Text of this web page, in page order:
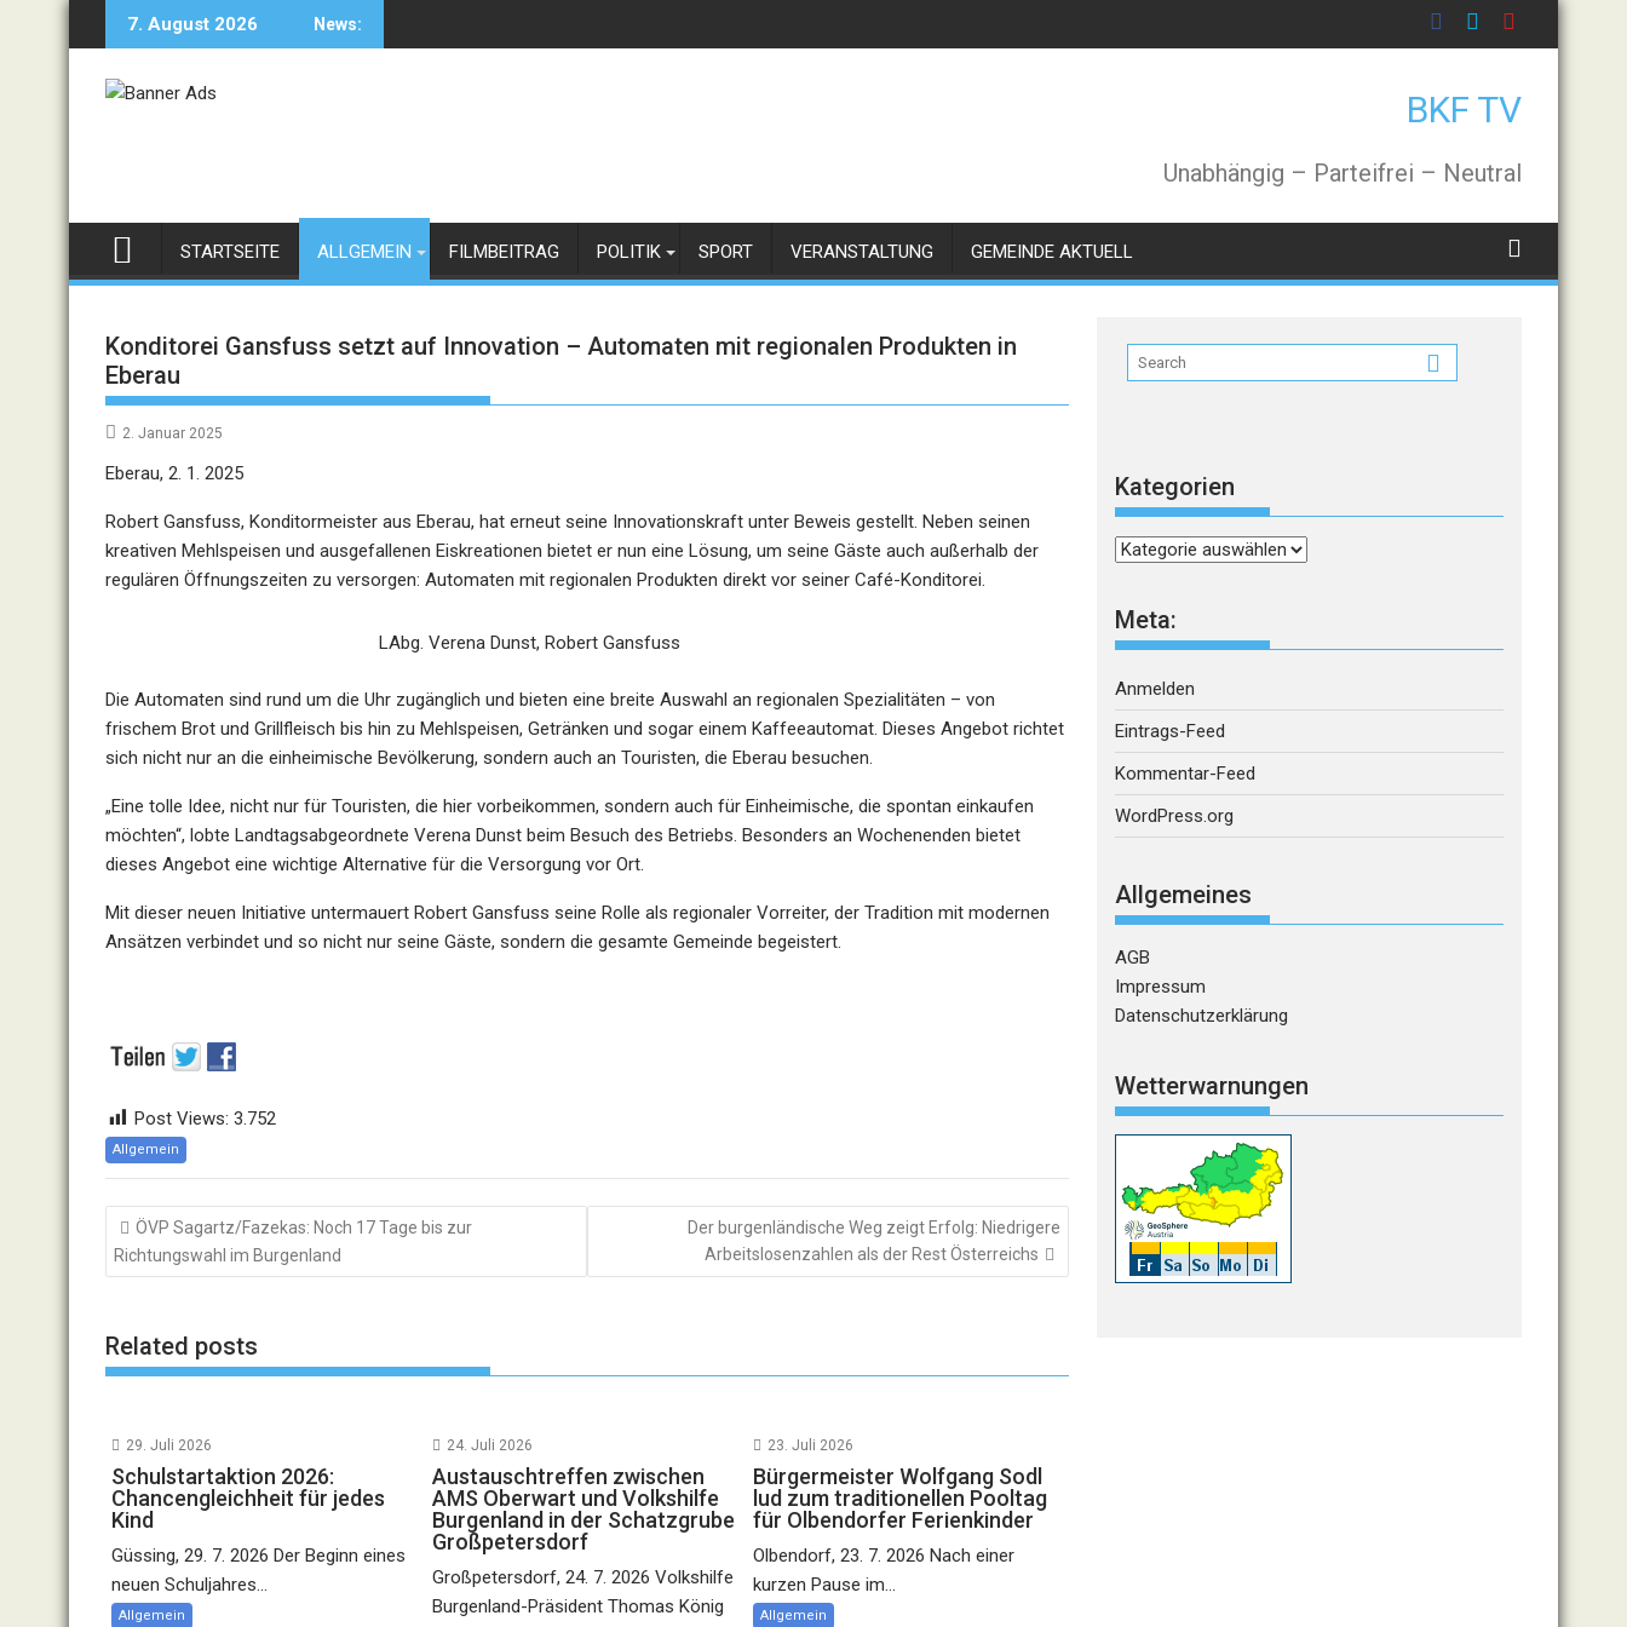
7. August 2026 News:
BKF TV
Unabhängig – Parteifrei – Neutral
STARTSEITE ALLGEMEIN FILMBEITRAG POLITIK SPORT VERANSTALTUNG GEMEINDE AKTUELL
Konditorei Gansfuss setzt auf Innovation – Automaten mit regionalen Produkten in
Eberau
2. Januar 2025
Eberau, 2. 1. 2025
Robert Gansfuss, Konditormeister aus Eberau, hat erneut seine Innovationskraft unter Beweis gestellt. Neben seinen
kreativen Mehlspeisen und ausgefallenen Eiskreationen bietet er nun eine Lösung, um seine Gäste auch außerhalb der
regulären Öffnungszeiten zu versorgen: Automaten mit regionalen Produkten direkt vor seiner Café-Konditorei.
LAbg. Verena Dunst, Robert Gansfuss
Die Automaten sind rund um die Uhr zugänglich und bieten eine breite Auswahl an regionalen Spezialitäten – von
frischem Brot und Grillfleisch bis hin zu Mehlspeisen, Getränken und sogar einem Kaffeeautomat. Dieses Angebot richtet
sich nicht nur an die einheimische Bevölkerung, sondern auch an Touristen, die Eberau besuchen.
„Eine tolle Idee, nicht nur für Touristen, die hier vorbeikommen, sondern auch für Einheimische, die spontan einkaufen
möchten“, lobte Landtagsabgeordnete Verena Dunst beim Besuch des Betriebs. Besonders an Wochenenden bietet
dieses Angebot eine wichtige Alternative für die Versorgung vor Ort.
Mit dieser neuen Initiative untermauert Robert Gansfuss seine Rolle als regionaler Vorreiter, der Tradition mit modernen
Ansätzen verbindet und so nicht nur seine Gäste, sondern die gesamte Gemeinde begeistert.
Post Views: 3.752
Allgemein
Beitragsnavigation
ÖVP Sagartz/Fazekas: Noch 17 Tage bis zur
Richtungswahl im Burgenland
Der burgenländische Weg zeigt Erfolg: Niedrigere
Arbeitslosenzahlen als der Rest Österreichs
Related posts
29. Juli 2026
Schulstartaktion 2026:
Chancengleichheit für jedes
Kind
Güssing, 29. 7. 2026 Der Beginn eines
neuen Schuljahres...
Allgemein
24. Juli 2026
Austauschtreffen zwischen
AMS Oberwart und Volkshilfe
Burgenland in der Schatzgrube
Großpetersdorf
Großpetersdorf, 24. 7. 2026 Volkshilfe
Burgenland-Präsident Thomas König
23. Juli 2026
Bürgermeister Wolfgang Sodl
lud zum traditionellen Pooltag
für Olbendorfer Ferienkinder
Olbendorf, 23. 7. 2026 Nach einer
kurzen Pause im...
Allgemein
Kategorien
Kategorien
Meta:
Anmelden
Eintrags-Feed
Kommentar-Feed
WordPress.org
Allgemeines
AGB
Impressum
Datenschutzerklärung
Wetterwarnungen